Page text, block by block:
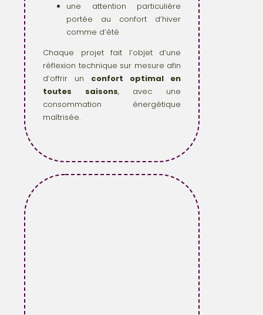
une attention particulière
portée au confort d’hiver
comme d’été
Chaque projet fait l’objet d’une
réflexion technique sur mesure afin
d’offrir un confort optimal en
toutes saisons, avec une
consommation énergétique
maîtrisée.